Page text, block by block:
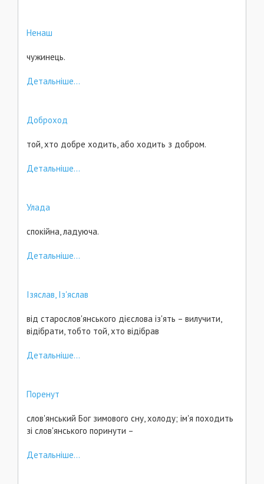
Ненаш
чужинець.
Детальніше...
Доброход
той, хто добре ходить, або ходить з добром.
Детальніше...
Улада
спокійна, ладуюча.
Детальніше...
Ізяслав, Із'яслав
від старослов'янського дієслова із'ять – вилучити,
відібрати, тобто той, хто відібрав
Детальніше...
Поренут
слов'янський Бог зимового сну, холоду; ім'я походить
зі слов'янського поринути –
Детальніше...